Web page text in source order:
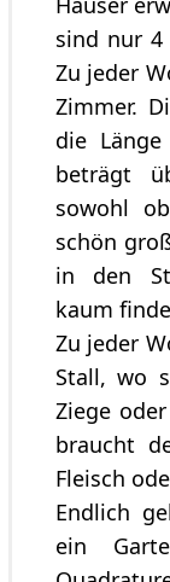
sind nur 4
Zu jeder
Zimmer.
die
beträgt
sowohl
schön
in den
kaum
Zu jeder
Stall, wo
Ziege
braucht
Fleisch
Endlich
ein